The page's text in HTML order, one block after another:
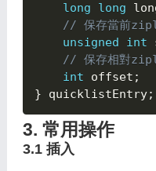
long
long
// 保存當前
unsigned
int
// 保存相對
int offset ;
} quicklistEntry;
3. 常用操作
3.1 插入